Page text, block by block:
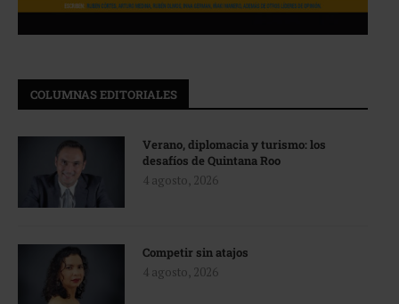
COLUMNAS EDITORIALES
Verano, diplomacia y turismo: los
desafíos de Quintana Roo
4 agosto, 2026
Competir sin atajos
4 agosto, 2026